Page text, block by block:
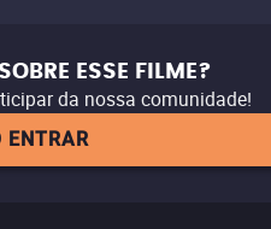
ESSE FILME?
da nossa comunidade!
ENTRAR